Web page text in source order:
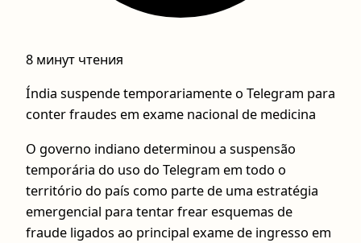
8 минут чтения
Índia suspende temporariamente o Telegram para
conter fraudes em exame nacional de medicina
O governo indiano determinou a suspensão
temporária do uso do Telegram em todo o
território do país como parte de uma estratégia
emergencial para tentar frear esquemas de
fraude ligados ao principal exame de ingresso em